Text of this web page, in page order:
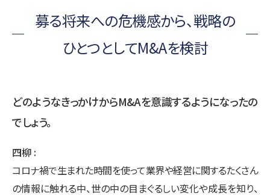
募る将来への危機感から、戦略の
ひとつとしてM&Aを検討
どのようなきっかけからM&Aを意識するようになったの
でしょう。
四柳
コロナ禍で生まれた時間を使って業界や経営に関するたくさん
の情報に触れる中、世の中の目まぐるしい変化や成長を知り、